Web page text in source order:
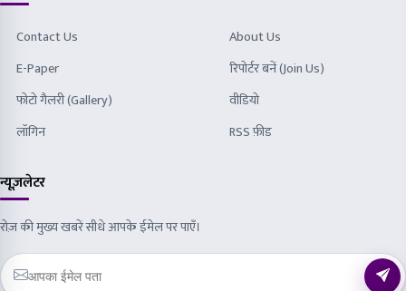
Contact Us
About Us
E-Paper
रिपोर्टर बनें (Join Us)
फोटो गैलरी (Gallery)
वीडियो
लॉगिन
RSS फ़ीड
न्यूज़लेटर
रोज़ की मुख्य खबरें सीधे आपके ईमेल पर पाएँ।